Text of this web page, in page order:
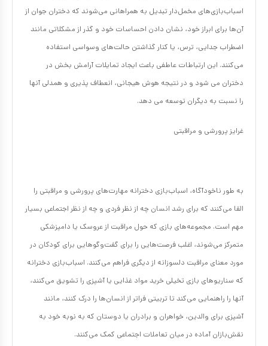
اسباب‌بازی‌های مخمل‌دار تبدیل به همراهانی می‌شوند که دختران جوان از
آن‌ها برای ابراز خود، نشان دادن احساسات خود و گذر از مشکلاتی مانند
اضطراب جدایی، ترس، یا کنار گذاشتن حالت‌های وسواسی استفاده
می‌کنند. این ارتباطات عاطفی باعث ایجاد تمایلات آرامش بخش در
دختران می شود و در نتیجه هوش هیجانی، انعطاف پذیری و همدلی آنها
را نسبت به دیگران توسعه می دهد.
غرایز پرورشی و مراقبتی
به طور ناخودآگاه، اسباب‌بازی‌ دخترانه مهارت‌های پرورشی و مراقبتی را
القا می‌کنند که برای رشد انسان چه از نظر فردی و چه از نظر اجتماعی بسیار
مهم است. مجموعه‌های بازی که حول مراقبت از عروسک یا دامپزشکی
متمرکز می‌شوند، اغلب فرصت‌هایی را برای گفت‌وگوهایی برای کودکان در
مورد معنای مراقبت دلسوزانه از دیگری فراهم می‌کنند. اسباب‌بازی‌ دخترانه
که سناریوهای بازی تخیلی خرید مواد غذایی یا آشپزی را تشویق می‌کنند،
آنها را راهنمایی می‌کند تا تربیتی فراتر از انسان‌ها را درک کنند، مانند
آشپزی برای والدین، خواهران و برادران یا دوستان که به نوبه خود به
نقش‌بازان آماده در میان تعاملات اجتماعی کمک می‌کنند.